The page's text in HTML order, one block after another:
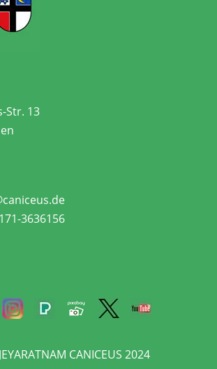
Str. 13
3636156
CANICEUS 2024